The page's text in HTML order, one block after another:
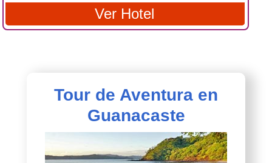
Ver Hotel
Tour de Aventura en
Guanacaste